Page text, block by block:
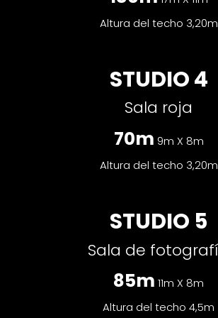
Altura del techo 3,20m
STUDIO 4
Sala roja
70m 9m X 8m
Altura del techo 3,20m
STUDIO 5
Sala de
85m 11m X 8m
Altura del techo 4,5m